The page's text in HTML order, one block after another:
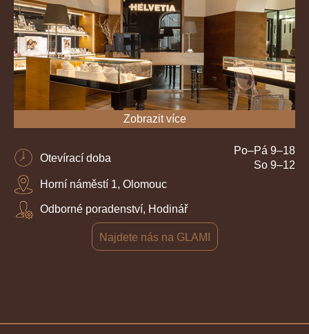
Zobrazit více
Otevírací doba
Po–Pá 9–18
So 9–12
Horní náměstí 1, Olomouc
Odborné poradenství, Hodinář
Najdete nás na GLAMI